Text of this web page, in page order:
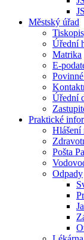
Městský úřad
Úřední
Matrika
E-
Úřední
Praktické
Hlášení
Pošta
Odpady